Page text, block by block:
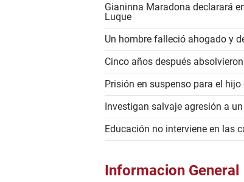
Gianinna Maradona declarará
Luque
Un hombre falleció ahogado y
Cinco años después
Prisión en suspenso para el
Investigan salvaje agresión a
Educación no interviene en las
Informacion General